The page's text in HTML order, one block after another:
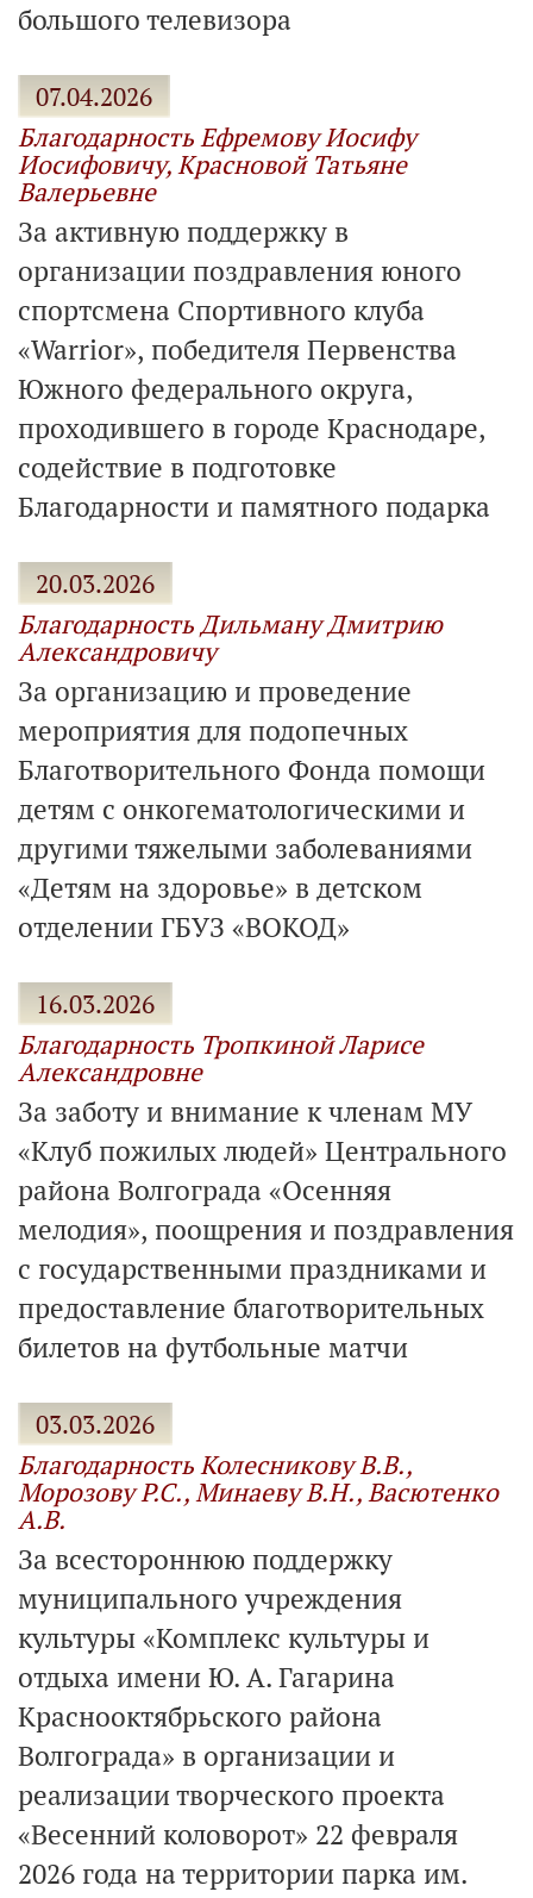
большого телевизора
07.04.2026
Благодарность Ефремову Иосифу
Иосифовичу, Красновой Татьяне
Валерьевне
За активную поддержку в
организации поздравления юного
спортсмена Спортивного клуба
«Warrior», победителя Первенства
Южного федерального округа,
проходившего в городе Краснодаре,
содействие в подготовке
Благодарности и памятного подарка
20.03.2026
Благодарность Дильману Дмитрию
Александровичу
За организацию и проведение
мероприятия для подопечных
Благотворительного Фонда помощи
детям с онкогематологическими и
другими тяжелыми заболеваниями
«Детям на здоровье» в детском
отделении ГБУЗ «ВОКОД»
16.03.2026
Благодарность Тропкиной Ларисе
Александровне
За заботу и внимание к членам МУ
«Клуб пожилых людей» Центрального
района Волгограда «Осенняя
мелодия», поощрения и поздравления
с государственными праздниками и
предоставление благотворительных
билетов на футбольные матчи
03.03.2026
Благодарность Колесникову В.В.,
Морозову Р.С., Минаеву В.Н., Васютенко
А.В.
За всестороннюю поддержку
муниципального учреждения
культуры «Комплекс культуры и
отдыха имени Ю. А. Гагарина
Краснооктябрьского района
Волгограда» в организации и
реализации творческого проекта
«Весенний коловорот» 22 февраля
2026 года на территории парка им.